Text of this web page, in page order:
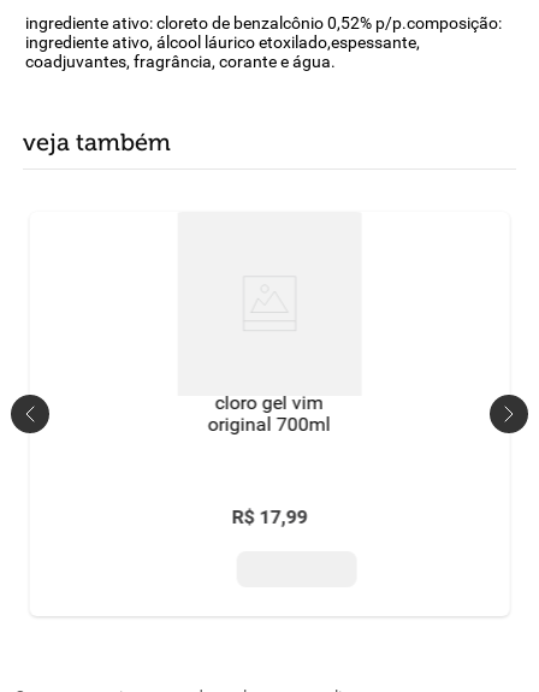
ingrediente ativo: cloreto de benzalcônio 0,52% p/p.composição:
ingrediente ativo, álcool láurico etoxilado,espessante,
coadjuvantes, fragrância, corante e água.
veja também
cloro gel vim
original 700ml
R$ 17,99